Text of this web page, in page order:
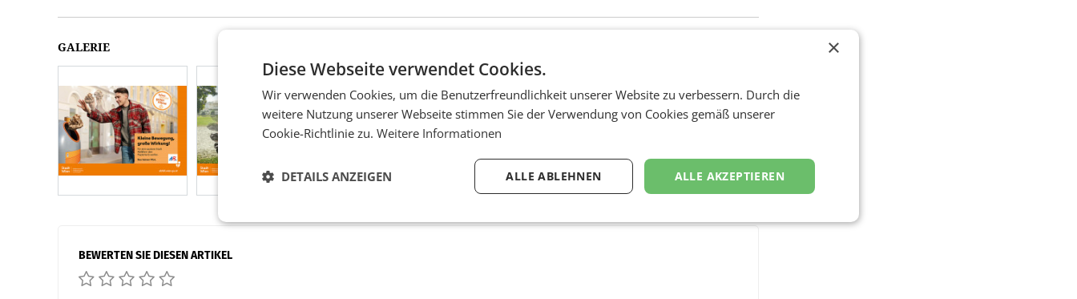
GALERIE
BEWERTEN SIE DIESEN ARTIKEL
×
Diese Webseite verwendet Cookies.
Wir verwenden Cookies, um die Benutzerfreundlichkeit unserer Website zu verbessern. Durch die
weitere Nutzung unserer Webseite stimmen Sie der Verwendung von Cookies gemäß unserer
Cookie-Richtlinie zu. Weitere Informationen
ALLE AKZEPTIEREN
ALLE ABLEHNEN
DETAILS ANZEIGEN